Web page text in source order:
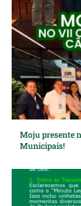
Moju presente
Municipais!